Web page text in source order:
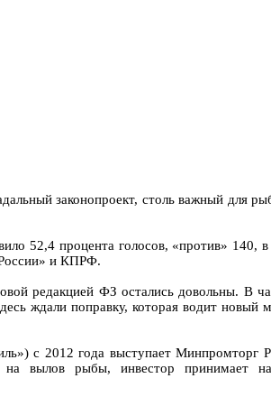
законопроект, столь важный для
52,4 процента голосов, «против»
и КПРФ.
редакцией ФЗ остались довольны. В
ждали поправку, которая водит
с 2012 года выступает
рыбы, инвестор принимает на